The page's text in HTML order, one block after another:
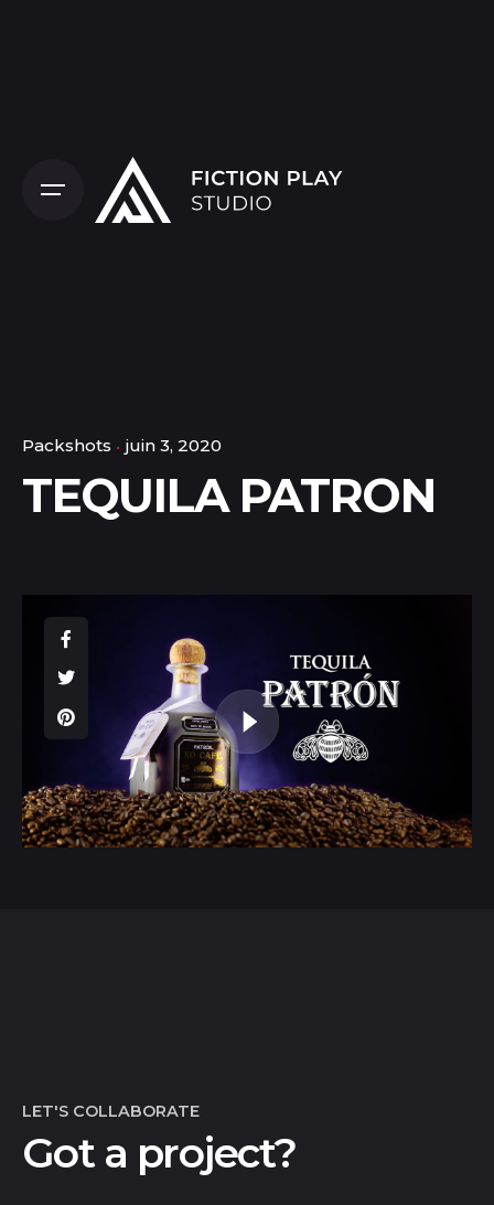
Packshots juin 3, 2020
TEQUILA PATRON
LET'S COLLABORATE
Got a project?